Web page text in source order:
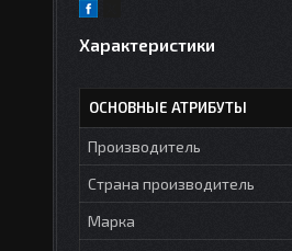
Характеристики
ОСНОВНЫЕ АТРИБУТЫ
Производитель
Страна производитель
Марка